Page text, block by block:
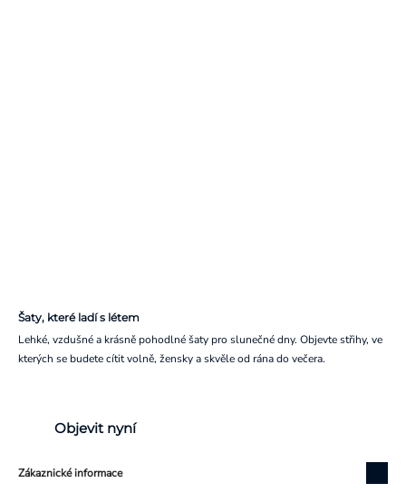
Šaty, které ladí s létem
Lehké, vzdušné a krásně pohodlné šaty pro slunečné dny. Objevte střihy, ve
kterých se budete cítit volně, žensky a skvěle od rána do večera.
Objevit nyní
Zákaznické informace